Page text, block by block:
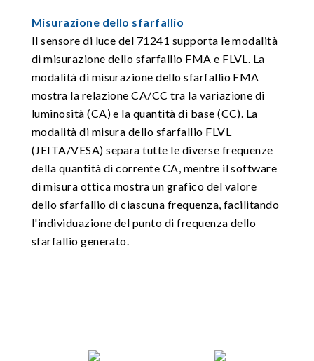
Misurazione dello sfarfallio
Il sensore di luce del 71241 supporta le modalità
di misurazione dello sfarfallio FMA e FLVL. La
modalità di misurazione dello sfarfallio FMA
mostra la relazione CA/CC tra la variazione di
luminosità (CA) e la quantità di base (CC). La
modalità di misura dello sfarfallio FLVL
(JEITA/VESA) separa tutte le diverse frequenze
della quantità di corrente CA, mentre il software
di misura ottica mostra un grafico del valore
dello sfarfallio di ciascuna frequenza, facilitando
l'individuazione del punto di frequenza dello
sfarfallio generato.